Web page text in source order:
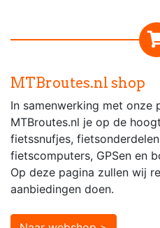
MTBroutes.nl shop
In samenwerking met onze
MTBroutes.nl je op de
fietssnufjes,
fietscomputers, GPSen en
Op deze pagina zullen wij
aanbiedingen doen.